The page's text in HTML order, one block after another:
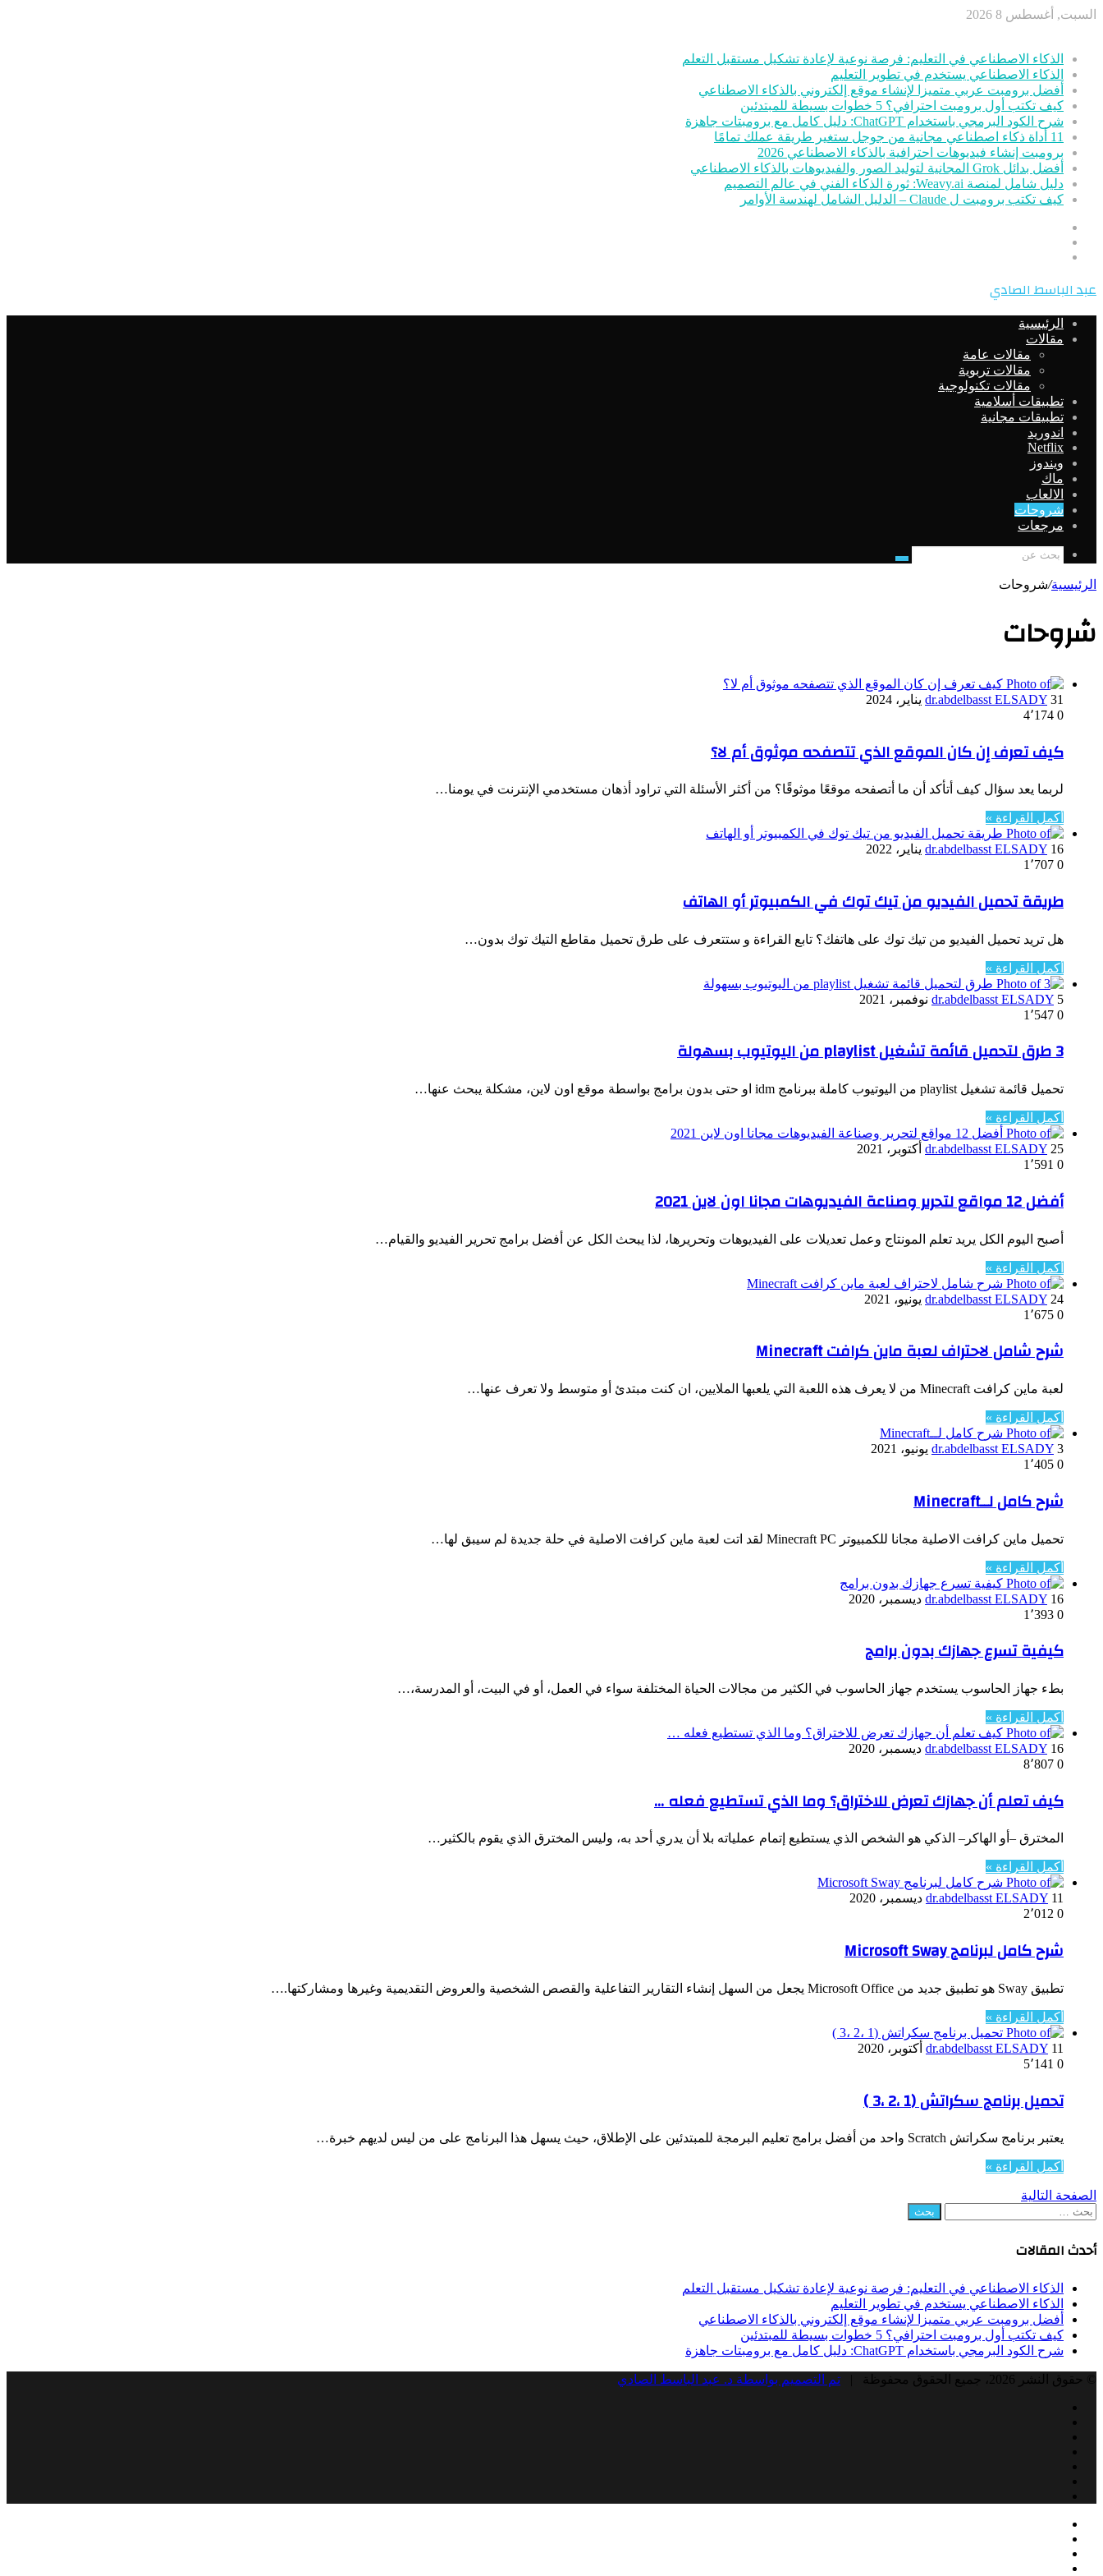
السبت, أغسطس 8 2026
الذكاء الاصطناعي في التعليم: فرصة نوعية لإعادة تشكيل مستقبل التعلم
الذكاء الاصطناعي يستخدم في تطوير التعليم
أفضل برومبت عربي متميزا لإنشاء موقع إلكتروني بالذكاء الاصطناعي
كيف تكتب أول برومبت احترافي؟ 5 خطوات بسيطة للمبتدئين
شرح الكود البرمجي باستخدام ChatGPT: دليل كامل مع برومبتات جاهزة
11 أداة ذكاء اصطناعي مجانية من جوجل ستغير طريقة عملك تمامًا
برومبت إنشاء فيديوهات احترافية بالذكاء الاصطناعي 2026
أفضل بدائل Grok المجانية لتوليد الصور والفيديوهات بالذكاء الاصطناعي
دليل شامل لمنصة Weavy.ai: ثورة الذكاء الفني في عالم التصميم
كيف تكتب برومبت ل Claude – الدليل الشامل لهندسة الأوامر
القائمة
عبد الباسط الصادي
الرئيسية
مقالات
مقالات عامة
مقالات تربوية
مقالات تكنولوجية
تطبيقات أسلامية
تطبيقات مجانية
اندوريد
Netflix
ويندوز
ماك
الالعاب
شروحات
مرجعات
بحث
الرئيسية/شروحات
شروحات
dr.abdelbasst ELSADY 31 يناير، 2024
0
كيف تعرف إن كان الموقع الذي تتصفحه موثوق أم لا؟
لربما يعد سؤال كيف أتأكد أن ما أتصفحه موقعًا موثوقًا؟ من أكثر الأسئلة التي تراود أذهان مستخدمي الإنترنت في يومنا…
أكمل القراءة »
dr.abdelbasst ELSADY 16 يناير، 2022
0
طريقة تحميل الفيديو من تيك توك في الكمبيوتر أو الهاتف
هل تريد تحميل الفيديو من تيك توك على هاتفك؟ تابع القراءة و ستتعرف على طرق تحميل مقاطع التيك توك بدون…
أكمل القراءة »
dr.abdelbasst ELSADY 5 نوفمبر، 2021
0
3 طرق لتحميل قائمة تشغيل playlist من اليوتيوب بسهولة
تحميل قائمة تشغيل playlist من اليوتيوب كاملة ببرنامج idm او حتى بدون برامج بواسطة موقع اون لاين، مشكلة يبحث عنها…
أكمل القراءة »
dr.abdelbasst ELSADY 25 أكتوبر، 2021
0
أفضل 12 مواقع لتحرير وصناعة الفيديوهات مجانا اون لاين 2021
أصبح اليوم الكل يريد تعلم المونتاج وعمل تعديلات على الفيديوهات وتحريرها، لذا يبحث الكل عن أفضل برامج تحرير الفيديو والقيام…
أكمل القراءة »
dr.abdelbasst ELSADY 24 يونيو، 2021
0
شرح شامل لاحتراف لعبة ماين كرافت Minecraft
لعبة ماين كرافت Minecraft من لا يعرف هذه اللعبة التي يلعبها الملايين، ان كنت مبتدئ أو متوسط ولا تعرف عنها…
أكمل القراءة »
dr.abdelbasst ELSADY 3 يونيو، 2021
0
شرح كامل لــMinecraft
تحميل ماين كرافت الاصلية مجانا للكمبيوتر Minecraft PC لقد اتت لعبة ماين كرافت الاصلية في حلة جديدة لم سيبق لها…
أكمل القراءة »
dr.abdelbasst ELSADY 16 ديسمبر، 2020
0
كيفية تسرع جهازك بدون برامج
بطء جهاز الحاسوب يستخدم جهاز الحاسوب في الكثير من مجالات الحياة المختلفة سواء في العمل، أو في البيت، أو المدرسة،…
أكمل القراءة »
dr.abdelbasst ELSADY 16 ديسمبر، 2020
0
كيف تعلم أن جهازك تعرض للاختراق؟ وما الذي تستطيع فعله …
المخترق –أو الهاكر– الذكي هو الشخص الذي يستطيع إتمام عملياته بلا أن يدري أحد به، وليس المخترق الذي يقوم بالكثير…
أكمل القراءة »
dr.abdelbasst ELSADY 11 ديسمبر، 2020
0
شرح كامل لبرنامج Microsoft Sway
تطبيق Sway هو تطبيق جديد من Microsoft Office يجعل من السهل إنشاء التقارير التفاعلية والقصص الشخصية والعروض التقديمية وغيرها ومشاركتها.…
أكمل القراءة »
dr.abdelbasst ELSADY 11 أكتوبر، 2020
0
تحميل برنامج سكراتش (1 ،2 ،3 )
يعتبر برنامج سكراتش Scratch واحد من أفضل برامج تعليم البرمجة للمبتدئين على الإطلاق، حيث يسهل هذا البرنامج على من ليس لديهم خبرة…
أكمل القراءة »
الصفحة التالية
البحث
أحدث المقالات
الذكاء الاصطناعي في التعليم: فرصة نوعية لإعادة تشكيل مستقبل التعلم
الذكاء الاصطناعي يستخدم في تطوير التعليم
أفضل برومبت عربي متميزا لإنشاء موقع إلكتروني بالذكاء الاصطناعي
كيف تكتب أول برومبت احترافي؟ 5 خطوات بسيطة للمبتدئين
شرح الكود البرمجي باستخدام ChatGPT: دليل كامل مع برومبتات جاهزة
© حقوق النشر 2026، جميع الحقوق محفوظة |
تم التصميم بواسطة د. عبد الباسط الصادي
الذهاب
الأعلى
إغلاق